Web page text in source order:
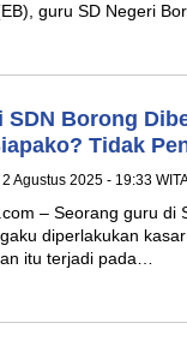
guru SD Negeri
SDN Borong
Tidak
2 Agustus 2025 - 19:33
– Seorang guru di
diperlakukan
itu terjadi pada…